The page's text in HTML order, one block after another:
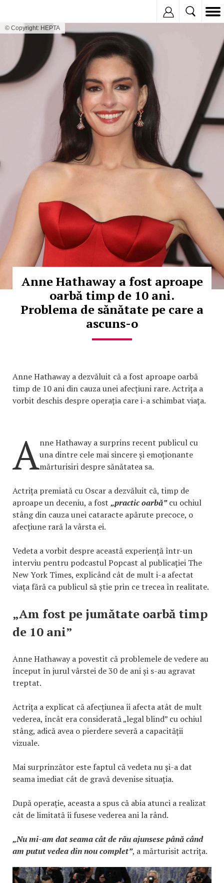
© Copyright: HEPTA
Anne Hathaway a fost aproape
oarbă timp de 10 ani.
Problema de sănătate pe care a
ascuns-o
Anne Hathaway a dezvăluit că a fost aproape oarbă
timp de 10 ani din cauza unei afecțiuni rare. Actrița a
vorbit deschis despre operația care i-a schimbat viața.
Anne Hathaway a surprins recent publicul cu
una dintre cele mai sincere și emoționante
mărturisiri despre sănătatea sa.
Actrița premiată cu Oscar a dezvăluit că, timp de
aproape un deceniu, a fost „practic oarbă”cu ochiul
stâng din cauza unei cataracte apărute precoce, o
afecțiune rară la vârsta ei.
Vedeta a vorbit despre această experiență într-un
interviu pentru podcastul Popcast al publicației The
New York Times, explicând cât de mult i-a afectat
viața fără ca publicul să știe prin ce trecea în realitate.
„Am fost pe jumătate oarbă timp
de 10 ani”
Anne Hathaway a povestit că problemele de vedere au
început în jurul vârstei de 30 de ani și s-au agravat
treptat.
Actrița a explicat că afecțiunea îi afecta atât de mult
vederea, încât era considerată „legal blind” cu ochiul
stâng, adică avea o pierdere severă a capacității
vizuale.
Mai surprinzător este faptul că vedeta nu și-a dat
seama imediat cât de gravă devenise situația.
După operație, aceasta a spus că abia atunci a realizat
cât de limitată îi fusese vederea ani la rând.
„Nu mi-am dat seama cât de rău ajunsese până când
am putut vedea din nou complet”, a mărturisit actrița.